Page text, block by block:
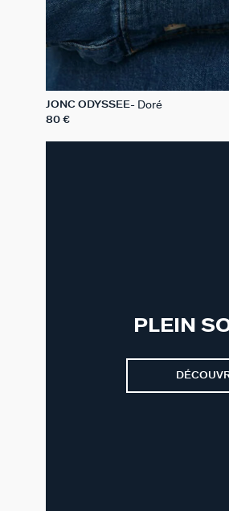
JONC ODYSSEE Doré
80 €
PLEIN